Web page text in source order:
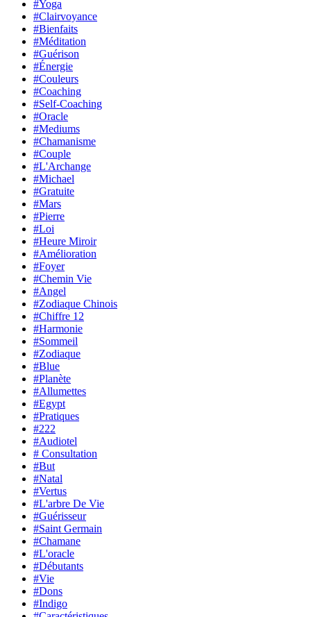
#Yoga
#Clairvoyance
#Bienfaits
#Méditation
#Guérison
#Énergie
#Couleurs
#Coaching
#Self-Coaching
#Oracle
#Mediums
#Chamanisme
#Couple
#L'Archange
#Michael
#Gratuite
#Mars
#Pierre
#Loi
#Heure Miroir
#Amélioration
#Foyer
#Chemin Vie
#Angel
#Zodiaque Chinois
#Chiffre 12
#Harmonie
#Sommeil
#Zodiaque
#Blue
#Planète
#Allumettes
#Egypt
#Pratiques
#222
#Audiotel
# Consultation
#But
#Natal
#Vertus
#L'arbre De Vie
#Guérisseur
#Saint Germain
#Chamane
#L'oracle
#Débutants
#Vie
#Dons
#Indigo